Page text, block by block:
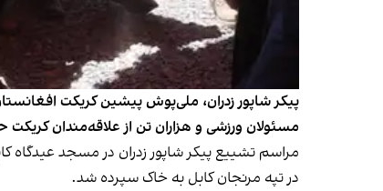
مسئولان ورزشی و هزاران تن از علاقه‌مندان کریکت
مراسم تشییع پیکر شاپور زدران در مسجد
در تپه مرنجان کابل به خاک سپرده شد.